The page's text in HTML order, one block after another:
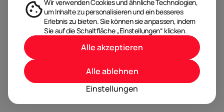
Wir verwenden Cookies und ähnliche Technologien,
um Inhalte zu personalisieren und ein besseres
Erlebnis zu bieten. Sie können sie anpassen, indem
Sie auf die Schaltfläche „Einstellungen“ klicken.
Einstellungen
Alle ablehnen
Alle akzeptieren